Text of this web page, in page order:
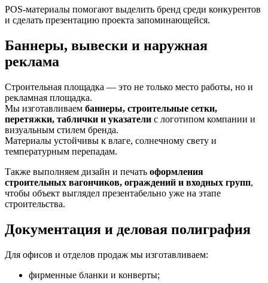
POS-материалы помогают выделить бренд среди конкурентов
и сделать презентацию проекта запоминающейся.
Баннеры, вывески и наружная
реклама
Строительная площадка — это не только место работы, но и
рекламная площадка.
Мы изготавливаем баннеры, строительные сетки,
перетяжки, таблички и указатели с логотипом компании и
визуальным стилем бренда.
Материалы устойчивы к влаге, солнечному свету и
температурным перепадам.
Также выполняем дизайн и печать оформления
строительных вагончиков, ограждений и входных групп,
чтобы объект выглядел презентабельно уже на этапе
строительства.
Документация и деловая полиграфия
Для офисов и отделов продаж мы изготавливаем:
фирменные бланки и конверты;